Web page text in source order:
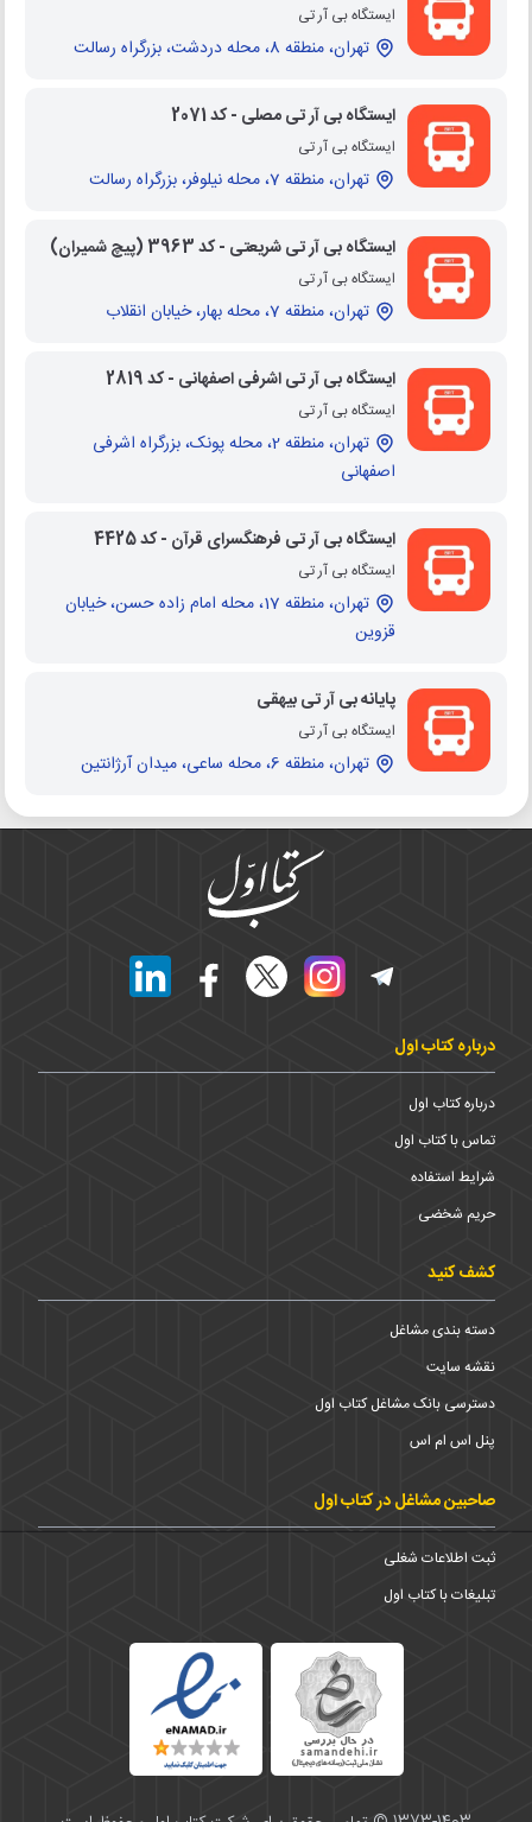
ایستگاه بی آر تی
تهران، منطقه 8، محله دردشت، بزرگراه رسالت
ایستگاه بی آر تی مصلی - کد 2071
ایستگاه بی آر تی
تهران، منطقه 7، محله نیلوفر، بزرگراه رسالت
ایستگاه بی آر تی شریعتی - کد 3963 (پیچ شمیران)
ایستگاه بی آر تی
تهران، منطقه 7، محله بهار، خیابان انقلاب
ایستگاه بی آر تی اشرفی اصفهانی - کد 2819
ایستگاه بی آر تی
تهران، منطقه 2، محله پونک، بزرگراه اشرفی
اصفهانی
ایستگاه بی آر تی فرهنگسرای قرآن - کد 4425
ایستگاه بی آر تی
تهران، منطقه 17، محله امام زاده حسن، خیابان
قزوین
پایانه بی آر تی بیهقی
ایستگاه بی آر تی
تهران، منطقه 6، محله ساعی، میدان آرژانتین
درباره کتاب اول
درباره کتاب اول
تماس با کتاب اول
شرایط استفاده
حریم شخضی
کشف کنید
دسته بندی مشاغل
نقشه سایت
دسترسی بانک مشاغل کتاب اول
پنل اس ام اس
صاحبین مشاغل در کتاب اول
ثبت اطلاعات شغلی
تبلیغات با کتاب اول